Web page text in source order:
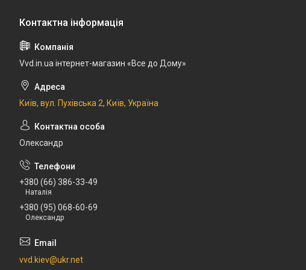
Vvd.in.ua інтернет-магазин «Все до Дому»
Київ, вул. Пухівська 2, Київ, Україна
Олександр
+380 (66) 386-33-49
Наталія
+380 (95) 068-60-69
Олександр
vvd.kiev@ukr.net